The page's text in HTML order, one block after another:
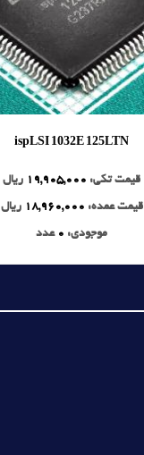
ispLSI 1032E 125LTN
قیمت تکی: 19,905,000 ریال
قیمت عمده: 18,960,000 ریال
موجودی: 0 عدد